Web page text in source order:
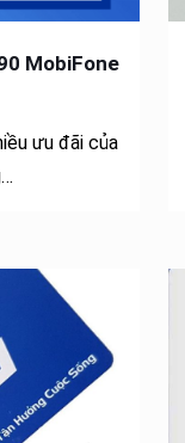
MobiFone
ưu đãi của